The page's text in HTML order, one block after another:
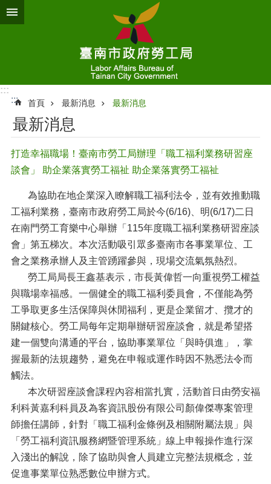
跳到主要內容區塊
:::
:::
首頁 最新消息 最新消息
最新消息
打造幸福職場！臺南市勞工局辦理「職工福利業務研習座
談會」 助企業落實勞工福祉 助企業落實勞工福祉
為協助在地企業深入瞭解職工福利法令，並有效推動職
工福利業務，臺南市政府勞工局於今(6/16)、明(6/17)二日
在南門勞工育樂中心舉辦「115年度職工福利業務研習座談
會」第五梯次。本次活動吸引眾多臺南市各事業單位、工
會之業務承辦人及主管踴躍參與，現場交流氣氛熱烈。
勞工局局長王鑫基表示，市長黃偉哲一向重視勞工權益
與職場幸福感。一個健全的職工福利委員會，不僅能為勞
工爭取更多生活保障與休閒福利，更是企業留才、攬才的
關鍵核心。勞工局每年定期舉辦研習座談會，就是希望搭
建一個雙向溝通的平台，協助事業單位「與時俱進」，掌
握最新的法規趨勢，避免在申報或運作時因不熟悉法令而
觸法。
本次研習座談會課程內容相當扎實，活動首日由勞安福
利科黃嘉利科員及為客資訊股份有限公司顏偉傑專案管理
師擔任講師，針對「職工福利金條例及相關附屬法規」與
「勞工福利資訊服務網暨管理系統」線上申報操作進行深
入淺出的解說，除了協助與會人員建立完整法規概念，並
促進事業單位熟悉數位申辦方式。